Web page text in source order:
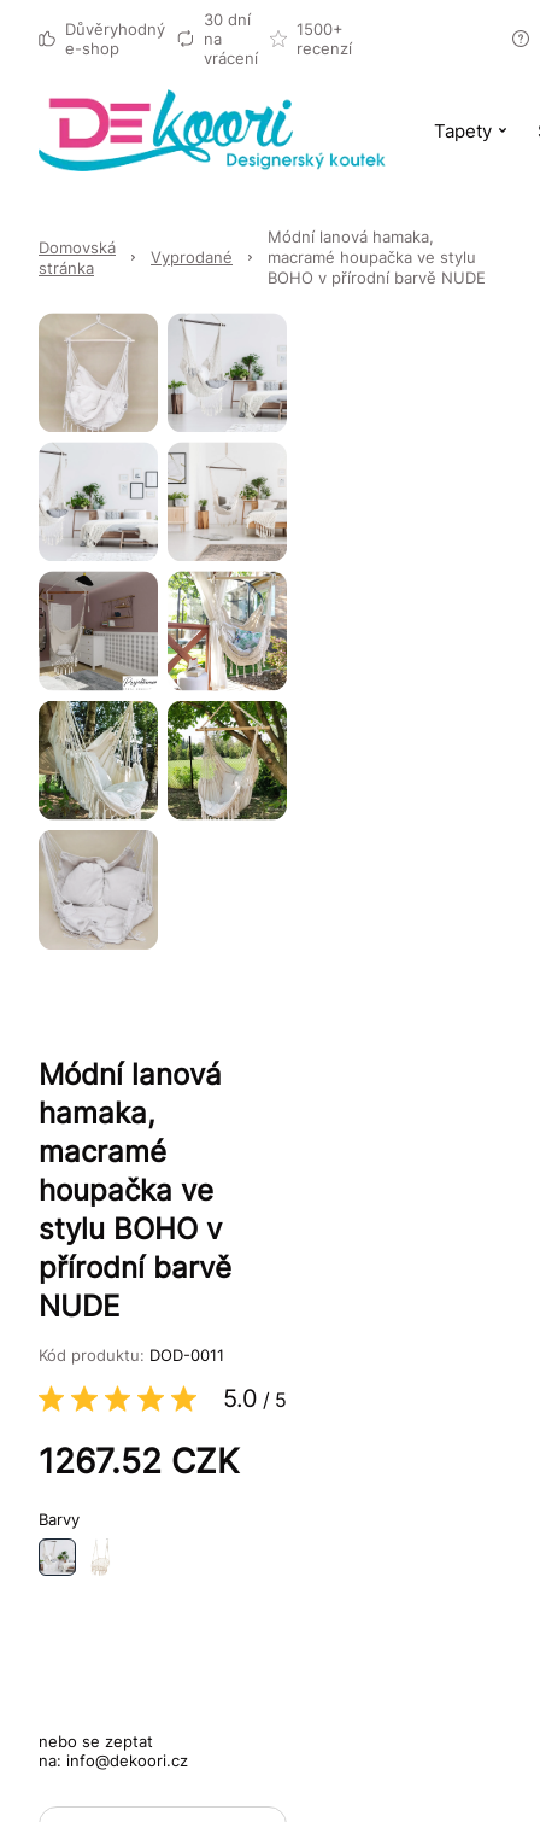
Důvěryhodný
e-shop
30 dní
na
vrácení
1500+
recenzí
Tapety
Domovská
stránka
Vyprodané
Módní lanová hamaka,
macramé houpačka ve stylu
BOHO v přírodní barvě NUDE
Módní lanová
hamaka,
macramé
houpačka ve
stylu BOHO v
přírodní barvě
NUDE
Kód produktu: DOD-0011
5.0 / 5
1267.52 CZK
Barvy
nebo se zeptat
na: info@dekoori.cz